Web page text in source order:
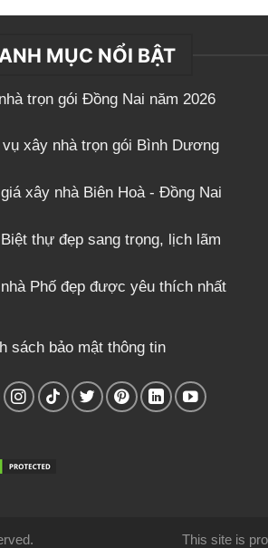
MỤC NỔI BẬT
trọn gói Đồng Nai năm 2026
vụ xây nhà trọn gói Bình Dương
xây nhà Biên Hoà - Đồng Nai
thự đẹp sang trọng, lịch lãm
Phố đẹp được yêu thích nhất
sách bảo mật thông tin
This site is